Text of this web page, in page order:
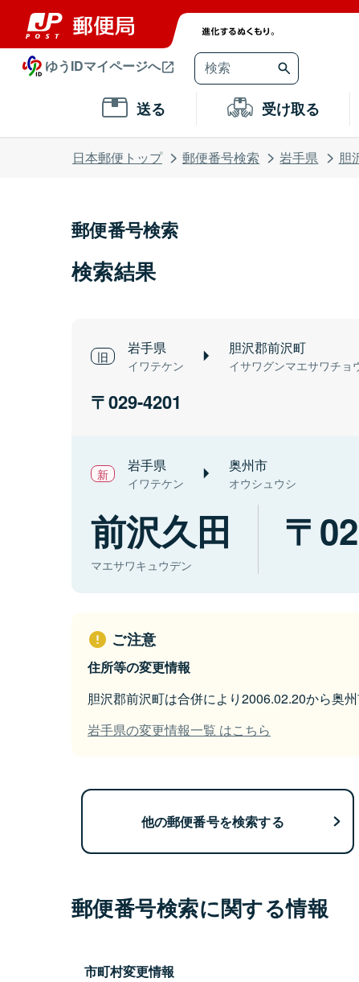
ゆうIDマイページへ
送る 受け取る
日本郵便トップ 郵便番号検索 岩手県 胆
郵便番号検索
検索結果
岩手県
イワテケン
胆沢郡前沢町
イサワグンマエサワチョ
029-4201
岩手県
イワテケン
奥州市
オウシュウシ
前沢久田
マエサワキュウデン
ご注意
住所等の変更情報
胆沢郡前沢町は合併により2006.02.20から奥
岩手県の変更情報一覧 はこちら
他の郵便番号を検索する
郵便番号検索に関する情報
市町村変更情報